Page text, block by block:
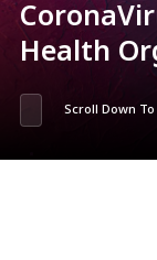
Health
Scroll Down